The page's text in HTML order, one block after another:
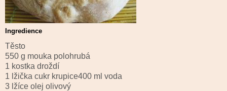
Ingredience
Těsto
550 g mouka polohrubá
1 kostka droždí
1 lžička cukr krupice400 ml voda
3 lžíce olej olivový